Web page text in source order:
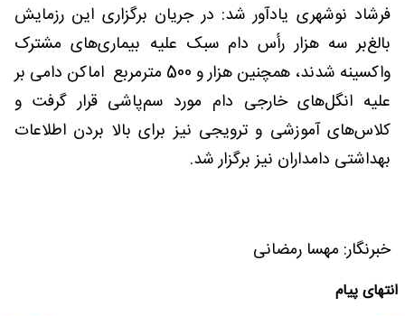
فرشاد نوشهری یادآور شد: در جریان برگزاری این رزمایش
بالغ‌بر سه هزار رأس دام سبک علیه بیماری‌های مشترک
واکسینه شدند، همچنین هزار و 500 مترمربع اماکن دامی بر
علیه انگل‌های خارجی دام مورد سم‌پاشی قرار گرفت و
کلاس‌های آموزشی و ترویجی نیز برای بالا بردن اطلاعات
بهداشتی دامداران نیز برگزار شد.
خبرنگار: مهسا رمضانی
انتهای پیام